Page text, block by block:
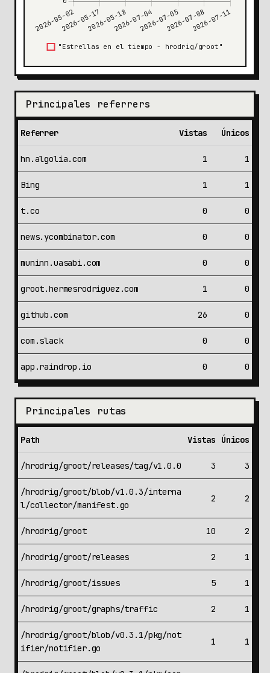
Principales referrers
Referrer Vistas Únicos
hn.algolia.com 1 1
Bing 1 1
t.co 0 0
news.ycombinator.com 0 0
muninn.uasabi.com 0 0
groot.hermesrodriguez.com 1 0
github.com 26 0
com.slack 0 0
app.raindrop.io 0 0
Principales rutas
Path Vistas Únicos
/hrodrig/groot/releases/tag/v1.0.0 3 3
/hrodrig/groot/blob/v1.0.3/interna
l/collector/manifest.go
2 2
/hrodrig/groot 10 2
/hrodrig/groot/releases 2 1
/hrodrig/groot/issues 5 1
/hrodrig/groot/graphs/traffic 2 1
/hrodrig/groot/blob/v0.3.1/pkg/not
ifier/notifier.go
1 1